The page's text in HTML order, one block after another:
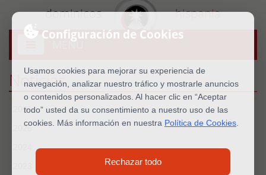
Configuración de Cookies
Usamos cookies para mejorar su experiencia de
navegación, analizar nuestro tráfico y mostrarle anuncios
o contenidos personalizados. Al hacer clic en “Aceptar
todo” usted da su consentimiento a nuestro uso de las
cookies. Más información en nuestra Política de Cookies
Rechazar todo
dominicos hispania
MENU
Noticias
2026
2025